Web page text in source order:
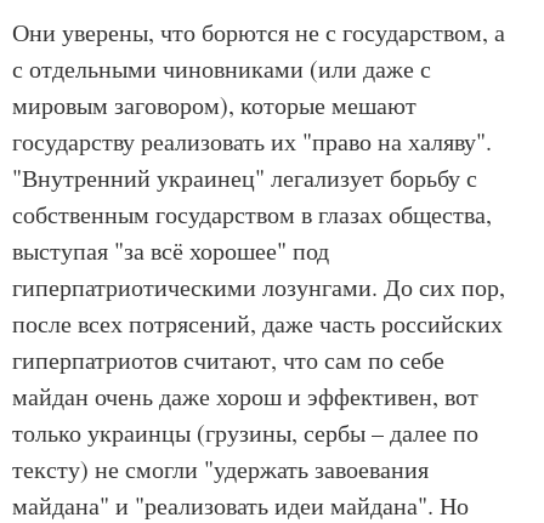
Они уверены, что борются не с государством, а
с отдельными чиновниками (или даже с
мировым заговором), которые мешают
государству реализовать их "право на халяву".
"Внутренний украинец" легализует борьбу с
собственным государством в глазах общества,
выступая "за всё хорошее" под
гиперпатриотическими лозунгами. До сих пор,
после всех потрясений, даже часть российских
гиперпатриотов считают, что сам по себе
майдан очень даже хорош и эффективен, вот
только украинцы (грузины, сербы – далее по
тексту) не смогли "удержать завоевания
майдана" и "реализовать идеи майдана". Но